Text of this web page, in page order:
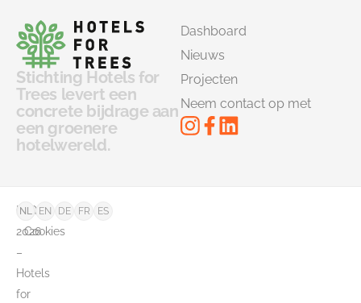
Stichting Hotels for
Trees levert een
concrete bijdrage aan
een groenere
hotelwereld.
Dashboard
Nieuws
Projecten
Neem contact op met
©
2026
–
Hotels
for
FAQ
Cookies
NL EN DE FR ES